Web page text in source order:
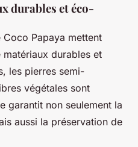
durables et éco-
Coco Papaya mettent
durables et
les pierres semi-
végétales sont
garantit non seulement la
aussi la préservation de